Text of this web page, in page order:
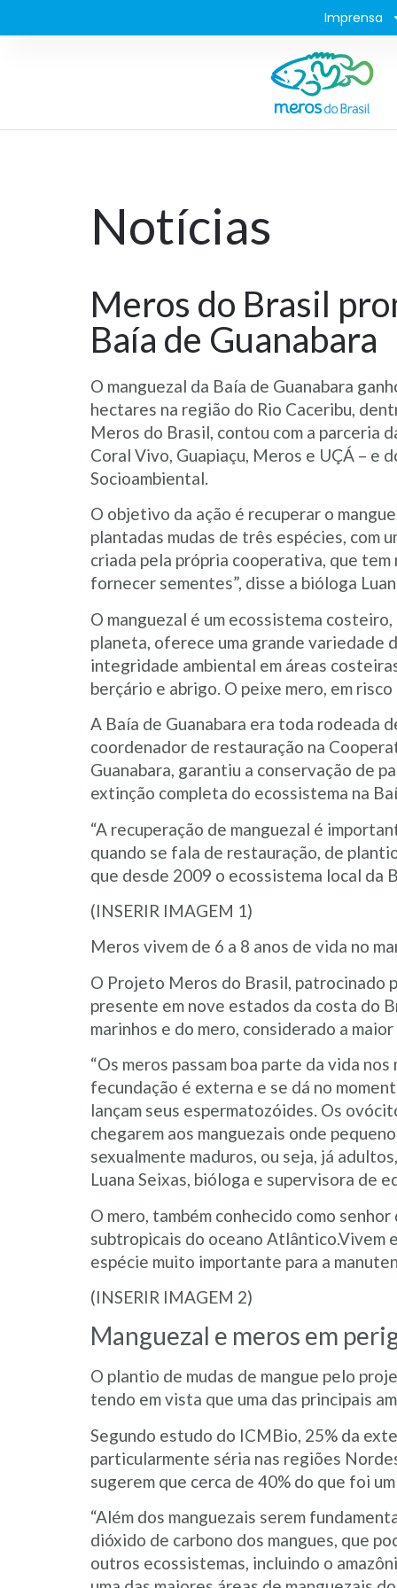
Imprensa
Notícias
Meros do Brasil
Baía de Guanabara
O manguezal da Baía de Guanabara
hectares na região do Rio Caceribu,
Meros do Brasil, contou com a parceria
Coral Vivo, Guapiaçu, Meros e UÇÁ – e
Socioambiental.
O objetivo da ação é recuperar o
plantadas mudas de três espécies, com
criada pela própria cooperativa, que tem
fornecer sementes”, disse a bióloga
O manguezal é um ecossistema
planeta, oferece uma grande variedade
integridade ambiental em áreas
berçário e abrigo. O peixe mero, em
A Baía de Guanabara era toda rodeada
coordenador de restauração na
Guanabara, garantiu a conservação de
extinção completa do ecossistema na
“A recuperação de manguezal é
quando se fala de restauração, de
que desde 2009 o ecossistema local da
(INSERIR IMAGEM 1)
Meros vivem de 6 a 8 anos de vida no
O Projeto Meros do Brasil, patrocinado
presente em nove estados da costa do
marinhos e do mero, considerado a
“Os meros passam boa parte da vida
fecundação é externa e se dá no
lançam seus espermatozóides. Os
chegarem aos manguezais onde
sexualmente maduros, ou seja, já
Luana Seixas, bióloga e supervisora de
O mero, também conhecido como
subtropicais do oceano Atlântico.Vivem
espécie muito importante para a
(INSERIR IMAGEM 2)
Manguezal e meros em
O plantio de mudas de mangue pelo
tendo em vista que uma das principais
Segundo estudo do ICMBio, 25% da
particularmente séria nas regiões
sugerem que cerca de 40% do que foi
“Além dos manguezais serem
dióxido de carbono dos mangues, que
outros ecossistemas, incluindo o